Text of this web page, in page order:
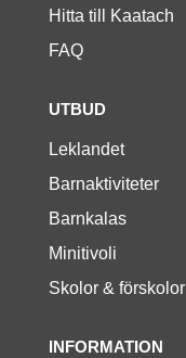
Hitta till Kaatach
FAQ
UTBUD
Leklandet
Barnaktiviteter
Barnkalas
Minitivoli
Skolor & förskolor
INFORMATION